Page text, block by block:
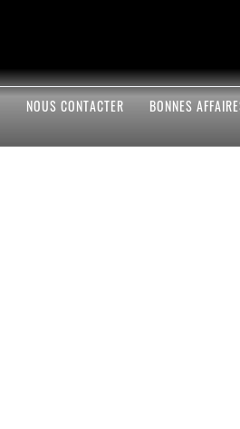
NOUS CONTACTER BONNES